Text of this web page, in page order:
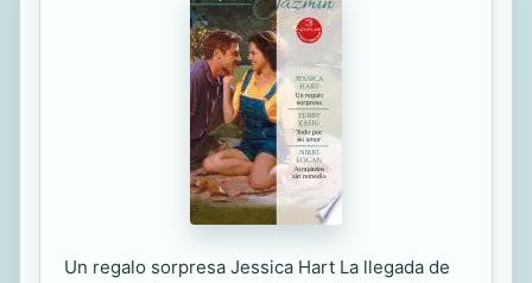
Un regalo sorpresa Jessica Hart La llegada de